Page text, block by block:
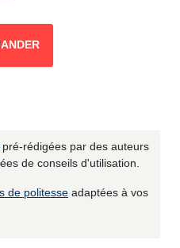
pré-rédigées par des auteurs
de conseils d'utilisation.
de politesse adaptées à vos